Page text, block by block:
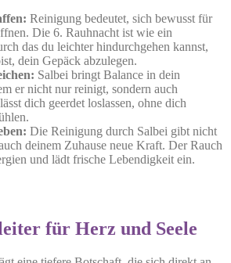
Reinigung bedeutet, sich bewusst für
Die 6. Rauhnacht ist wie ein
das du leichter hindurchgehen kannst,
dein Gepäck abzulegen.
Salbei bringt Balance in dein
er nicht nur reinigt, sondern auch
dich geerdet loslassen, ohne dich
Die Reinigung durch Salbei gibt nicht
deinem Zuhause neue Kraft. Der Rauch
und lädt frische Lebendigkeit ein.
für Herz und Seele